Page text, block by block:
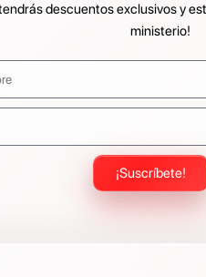
descuentos exclusivos y
ministerio!
¡Suscríbete!